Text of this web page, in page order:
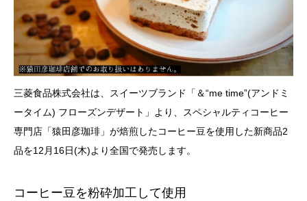
三菱食品株式会社は、スイーツブランド「＆“me time”(アンドミ
ータイム) フローズンデザート」より、スペシャルティコーヒー
専門店「猿田彦珈琲」が焙煎したコーヒー豆を使用した新商品2
品を12月16日(木)より全国で発売します。
コーヒー豆を粉砕加工して使用